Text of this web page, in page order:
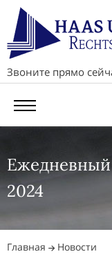
Звоните прямо
Ежедневный
2024
Главная Новости